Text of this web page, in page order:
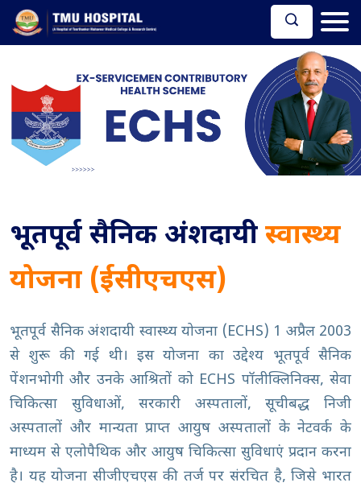
भूतपूर्व सैनिक अंशदायी स्वास्थ्य
योजना (ईसीएचएस)
भूतपूर्व सैनिक अंशदायी स्वास्थ्य योजना (ECHS) 1 अप्रैल 2003
से शुरू की गई थी। इस योजना का उद्देश्य भूतपूर्व सैनिक
पेंशनभोगी और उनके आश्रितों को ECHS पॉलीक्लिनिक्स, सेवा
चिकित्सा सुविधाओं, सरकारी अस्पतालों, सूचीबद्ध निजी
अस्पतालों और मान्यता प्राप्त आयुष अस्पतालों के नेटवर्क के
माध्यम से एलोपैथिक और आयुष चिकित्सा सुविधाएं प्रदान करना
है। यह योजना सीजीएचएस की तर्ज पर संरचित है, जिसे भारत